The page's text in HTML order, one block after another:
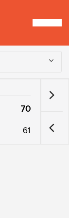
70
61